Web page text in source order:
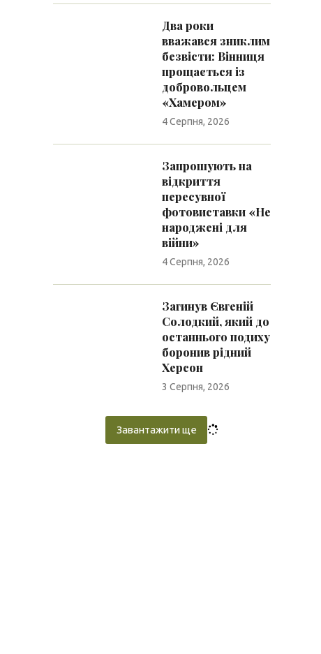
Два роки
вважався зниклим
безвісти: Вінниця
прощається із
добровольцем
«Хамером»
4 Серпня, 2026
Запрошують на
відкриття
пересувної
фотовиставки «Не
народжені для
війни»
4 Серпня, 2026
Загинув Євгеній
Солодкий, який до
останнього подиху
боронив рідний
Херсон
3 Серпня, 2026
Завантажити ще